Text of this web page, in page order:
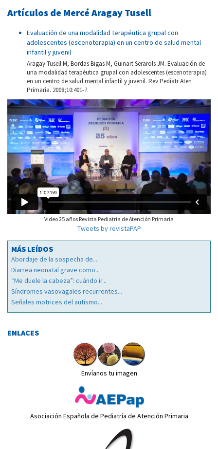
Artículos de Mercé Aragay Tusell
Evaluación de una modalidad terapéutica grupal con
adolescentes (escenoterapia) en un centro de salud mental
infantil y juvenil
Aragay Tusell M, Bordas Bigas M, Guinart Serarols JM. Evaluación de
una modalidad terapéutica grupal con adolescentes (escenoterapia)
en un centro de salud mental infantil y juvenil. Rev Pediatr Aten
Primaria. 2008;10:401-7.
Video 25 años Revista Pediatría de Atención Primaria
Tweets by revistaPAP
MÁS LEÍDOS
Abordaje de la sospecha de...
Diarrea neonatal grave como...
“Me duele la cabeza”: cuándo ir...
Síndromes vasovagales recurrentes...
Señales motrices del autismo...
ENLACES
Envíanos tu imagen
Asociación Española de Pediatría de Atención Primaria